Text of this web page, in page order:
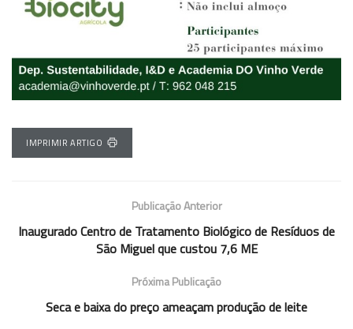
IMPRIMIR ARTIGO
Publicação Anterior
Inaugurado Centro de Tratamento Biológico de Resíduos de
São Miguel que custou 7,6 ME
Próxima Publicação
Seca e baixa do preço ameaçam produção de leite